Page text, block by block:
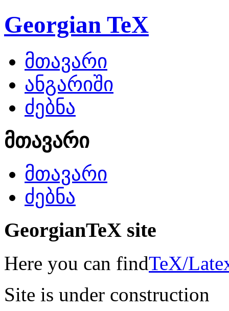
Georgian TeX
მთავარი
ანგარიში
ძებნა
მთავარი
მთავარი
ძებნა
GeorgianTeX site
Here you can findTeX/
Site is under construction